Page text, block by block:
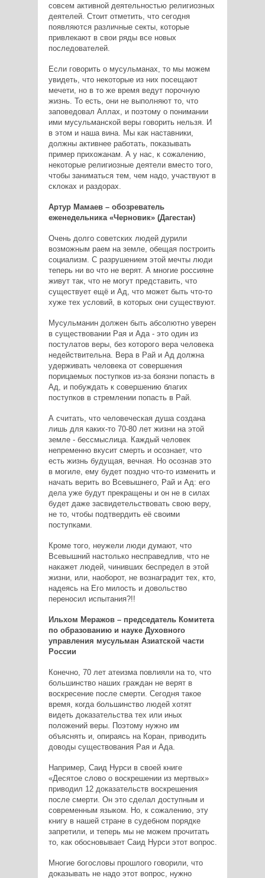
совсем активной деятельностью религиозных
деятелей. Стоит отметить, что сегодня
появляются различные секты, которые
привлекают в свои ряды все новых
последователей.
Если говорить о мусульманах, то мы можем
увидеть, что некоторые из них посещают
мечети, но в то же время ведут порочную
жизнь. То есть, они не выполняют то, что
заповедовал Аллах, и поэтому о понимании
ими мусульманской веры говорить нельзя. И
в этом и наша вина. Мы как наставники,
должны активнее работать, показывать
пример прихожанам. А у нас, к сожалению,
некоторые религиозные деятели вместо того,
чтобы заниматься тем, чем надо, участвуют в
склоках и раздорах.
Артур Мамаев – обозреватель
еженедельника «Черновик» (Дагестан)
Очень долго советских людей дурили
возможным раем на земле, обещая построить
социализм. С разрушением этой мечты люди
теперь ни во что не верят. А многие россияне
живут так, что не могут представить, что
существует ещё и Ад, что может быть что-то
хуже тех условий, в которых они существуют.
Мусульманин должен быть абсолютно уверен
в существовании Рая и Ада - это один из
постулатов веры, без которого вера человека
недействительна. Вера в Рай и Ад должна
удерживать человека от совершения
порицаемых поступков из-за боязни попасть в
Ад, и побуждать к совершению благих
поступков в стремлении попасть в Рай.
А считать, что человеческая душа создана
лишь для каких-то 70-80 лет жизни на этой
земле - бессмыслица. Каждый человек
непременно вкусит смерть и осознает, что
есть жизнь будущая, вечная. Но осознав это
в могиле, ему будет поздно что-то изменить и
начать верить во Всевышнего, Рай и Ад: его
дела уже будут прекращены и он не в силах
будет даже засвидетельствовать свою веру,
не то, чтобы подтвердить её своими
поступками.
Кроме того, неужели люди думают, что
Всевышний настолько несправедлив, что не
накажет людей, чинивших беспредел в этой
жизни, или, наоборот, не вознаградит тех, кто,
надеясь на Его милость и довольство
переносил испытания?!!
Ильхом Меражов – председатель Комитета
по образованию и науке Духовного
управления мусульман Азиатской части
России
Конечно, 70 лет атеизма повлияли на то, что
большинство наших граждан не верят в
воскресение после смерти. Сегодня такое
время, когда большинство людей хотят
видеть доказательства тех или иных
положений веры. Поэтому нужно им
объяснять и, опираясь на Коран, приводить
доводы существования Рая и Ада.
Например, Саид Нурси в своей книге
«Десятое слово о воскрешении из мертвых»
приводил 12 доказательств воскрешения
после смерти. Он это сделал доступным и
современным языком. Но, к сожалению, эту
книгу в нашей стране в судебном порядке
запретили, и теперь мы не можем прочитать
то, как обосновывает Саид Нурси этот вопрос.
Многие богословы прошлого говорили, что
доказывать не надо этот вопрос, нужно